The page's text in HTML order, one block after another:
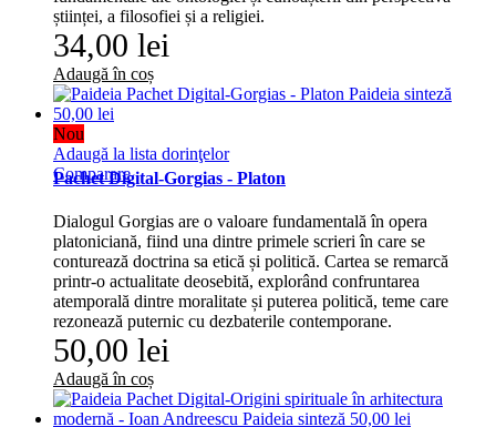
științei, a filosofiei și a religiei.
34,00 lei
Adaugă în coș
Nou
Adaugă la lista dorinţelor
Comparare
Pachet Digital-Gorgias - Platon
Dialogul Gorgias are o valoare fundamentală în opera
platoniciană, fiind una dintre primele scrieri în care se
conturează doctrina sa etică și politică. Cartea se remarcă
printr-o actualitate deosebită, explorând confruntarea
atemporală dintre moralitate și puterea politică, teme care
rezonează puternic cu dezbaterile contemporane.
50,00 lei
Adaugă în coș